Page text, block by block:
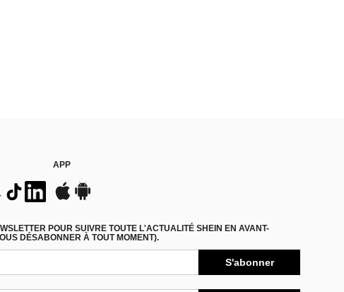
APP
POUR SUIVRE TOUTE L'ACTUALITÉ SHEIN EN AVANT-
DÉSABONNER À TOUT MOMENT).
S'abonner